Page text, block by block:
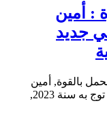
: أمين
جديد
بالقوة, أمين
بوعافية, للدفاع عن لقبه العالمي الذي توج به سنة 2023,